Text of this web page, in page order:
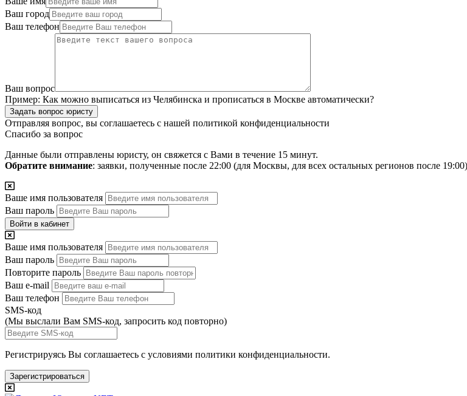
Ваш город
Ваш телефон
Ваш вопрос
Пример: Как можно выписаться из Челябинска и прописаться в Москве автоматически?
Задать вопрос юристу
Отправляя вопрос, вы соглашаетесь с нашей политикой конфиденциальности
Спасибо за вопрос
Данные были отправлены юристу, он свяжется с Вами в течение 15 минут.
Обратите внимание: заявки, полученные после 22:00 (для Москвы, для всех остальных регионов после
Ваше имя пользователя
Ваш пароль
Войти в кабинет
Ваше имя пользователя
Ваш пароль
Повторите пароль
Ваш e-mail
Ваш телефон
SMS-код
(Мы выслали Вам SMS-код, запросить код повторно)
Регистрируясь Вы соглашаетесь с условиями политики конфиденциальности.
Зарегистрироваться